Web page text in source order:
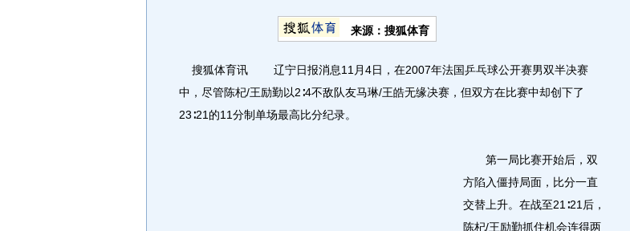
来源：搜狐体育
搜狐体育讯 辽宁日报消息11月4日，在2007年法国乒乓球公开赛男双半决赛
中，尽管陈杞/王励勤以2∶4不敌队友马琳/王皓无缘决赛，但双方在比赛中却创下了
23∶21的11分制单场最高比分纪录。
第一局比赛开始后，双
方陷入僵持局面，比分一直
交替上升。在战至21∶21后，
陈杞/王励勤抓住机会连得两